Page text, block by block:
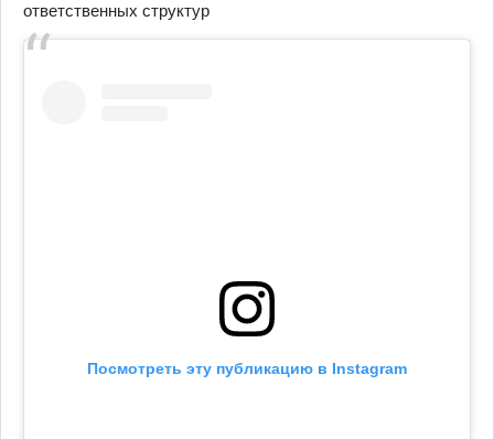
ответственных структур
Посмотреть эту публикацию в Instagram